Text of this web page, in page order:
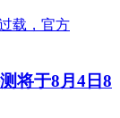
将于8月4日8